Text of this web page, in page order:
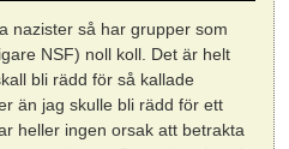
nazister så har grupper som
NSF) noll koll. Det är helt
bli rädd för så kallade
än jag skulle bli rädd för ett
heller ingen orsak att betrakta